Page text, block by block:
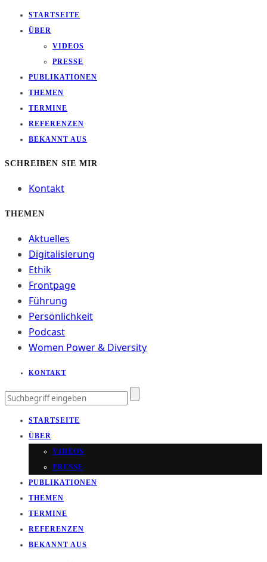
STARTSEITE
ÜBER
VIDEOS
PRESSE
PUBLIKATIONEN
THEMEN
TERMINE
REFERENZEN
BEKANNT AUS
SCHREIBEN SIE MIR
Kontakt
THEMEN
Aktuelles
Digitalisierung
Ethik
Frontpage
Führung
Persönlichkeit
Podcast
Women Power & Diversity
KONTAKT
STARTSEITE
ÜBER
VIDEOS
PRESSE
PUBLIKATIONEN
THEMEN
TERMINE
REFERENZEN
BEKANNT AUS